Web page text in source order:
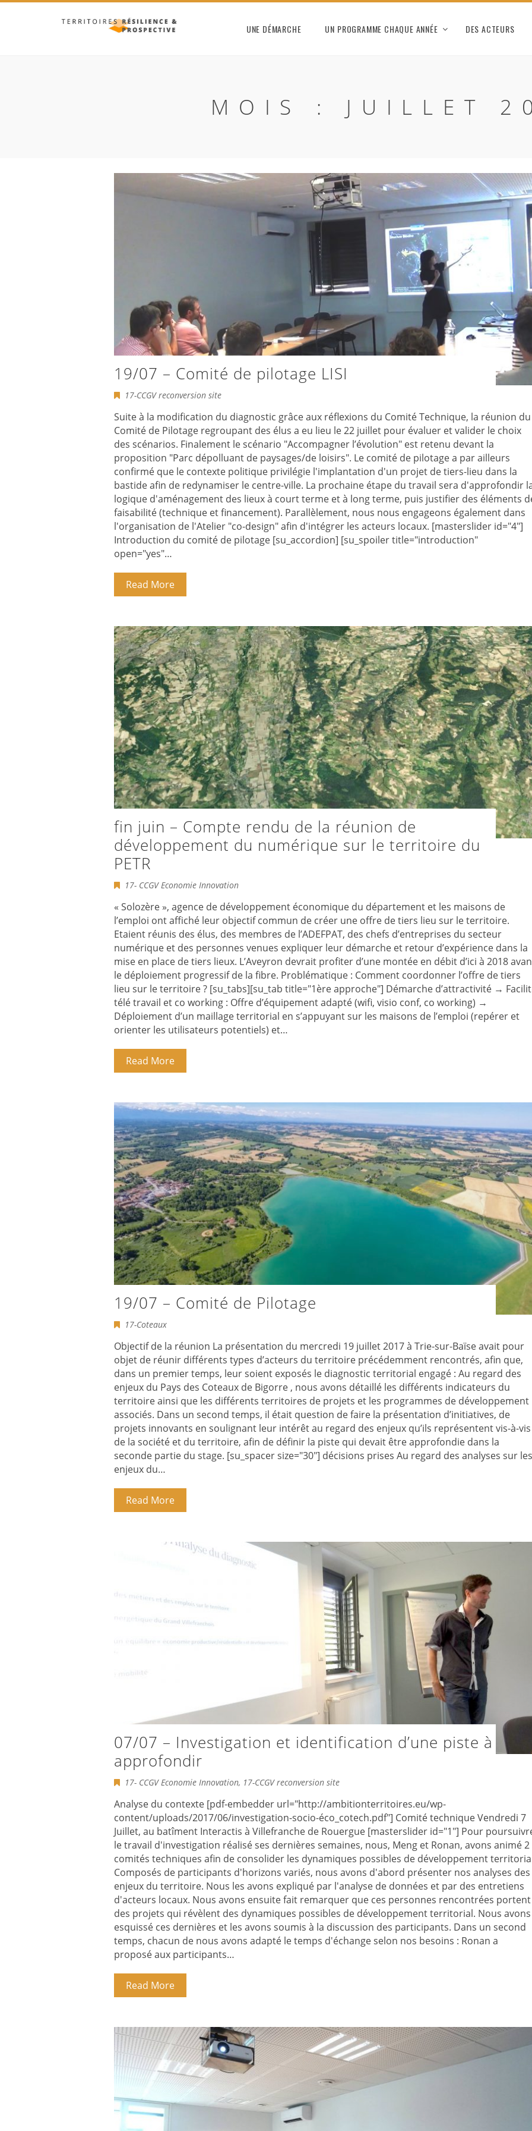
UNE DÉMARCHE UN PROGRAMME CHAQUE ANNÉE DES ACTEURS
MOIS : JUILLET
19/07 – Comité de pilotage LISI
17-CCGV reconversion site
Suite à la modification du diagnostic grâce aux réflexions du Comité Technique, la réunion du
Comité de Pilotage regroupant des élus a eu lieu le 22 juillet pour évaluer et valider le choix
des scénarios. Finalement le scénario "Accompagner l’évolution" est retenu devant la
proposition "Parc dépolluant de paysages/de loisirs". Le comité de pilotage a par ailleurs
confirmé que le contexte politique privilégie l'implantation d'un projet de tiers-lieu dans la
bastide afin de redynamiser le centre-ville. La prochaine étape du travail sera d'approfondir
logique d'aménagement des lieux à court terme et à long terme, puis justifier des éléments
faisabilité (technique et financement). Parallèlement, nous nous engageons également dans
l'organisation de l'Atelier "co-design" afin d'intégrer les acteurs locaux. [masterslider id="4"]
Introduction du comité de pilotage [su_accordion] [su_spoiler title="introduction"
open="yes"…
Read More
fin juin – Compte rendu de la réunion de
développement du numérique sur le territoire du
PETR
17- CCGV Economie Innovation
« Solozère », agence de développement économique du département et les maisons de
l’emploi ont affiché leur objectif commun de créer une offre de tiers lieu sur le territoire.
Etaient réunis des élus, des membres de l’ADEFPAT, des chefs d’entreprises du secteur
numérique et des personnes venues expliquer leur démarche et retour d’expérience dans la
mise en place de tiers lieux. L’Aveyron devrait profiter d’une montée en débit d’ici à 2018
le déploiement progressif de la fibre. Problématique : Comment coordonner l’offre de tiers
lieu sur le territoire ? [su_tabs][su_tab title="1ère approche"] Démarche d’attractivité →
télé travail et co working : Offre d’équipement adapté (wifi, visio conf, co working) →
Déploiement d’un maillage territorial en s’appuyant sur les maisons de l’emploi (repérer et
orienter les utilisateurs potentiels) et…
Read More
19/07 – Comité de Pilotage
17-Coteaux
Objectif de la réunion La présentation du mercredi 19 juillet 2017 à Trie-sur-Baïse avait pour
objet de réunir différents types d’acteurs du territoire précédemment rencontrés, afin que,
dans un premier temps, leur soient exposés le diagnostic territorial engagé : Au regard des
enjeux du Pays des Coteaux de Bigorre , nous avons détaillé les différents indicateurs du
territoire ainsi que les différents territoires de projets et les programmes de développement
associés. Dans un second temps, il était question de faire la présentation d’initiatives, de
projets innovants en soulignant leur intérêt au regard des enjeux qu’ils représentent vis-à-vis
de la société et du territoire, afin de définir la piste qui devait être approfondie dans la
seconde partie du stage. [su_spacer size="30"] décisions prises Au regard des analyses sur les
enjeux du…
Read More
07/07 – Investigation et identification d’une piste à
approfondir
17- CCGV Economie Innovation, 17-CCGV reconversion site
Analyse du contexte [pdf-embedder url="http://ambitionterritoires.eu/wp-
content/uploads/2017/06/investigation-socio-éco_cotech.pdf"] Comité technique Vendredi 7
Juillet, au batîment Interactis à Villefranche de Rouergue [masterslider id="1"] Pour
le travail d'investigation réalisé ses dernières semaines, nous, Meng et Ronan, avons animé 2
comités techniques afin de consolider les dynamiques possibles de développement
Composés de participants d'horizons variés, nous avons d'abord présenter nos analyses des
enjeux du territoire. Nous les avons expliqué par l'analyse de données et par des entretiens
d'acteurs locaux. Nous avons ensuite fait remarquer que ces personnes rencontrées portent
des projets qui révèlent des dynamiques possibles de développement territorial. Nous avons
esquissé ces dernières et les avons soumis à la discussion des participants. Dans un second
temps, chacun de nous avons adapté le temps d'échange selon nos besoins : Ronan a
proposé aux participants…
Read More